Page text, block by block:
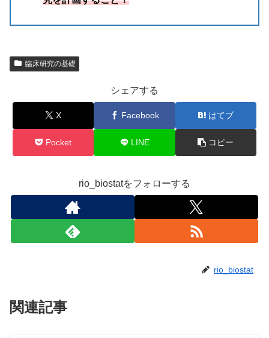
臨床研究の基礎
シェアする
X Facebook はてブ
Pocket LINE コピー
rio_biostatをフォローする
rio_biostat
関連記事